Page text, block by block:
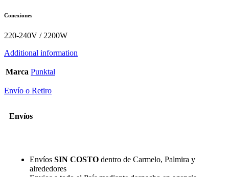
Conexiones
220-240V / 2200W
Additional information
Marca Punktal
Envío o Retiro
Envíos
Envíos SIN COSTO dentro de Carmelo, Palmira y
alrededores